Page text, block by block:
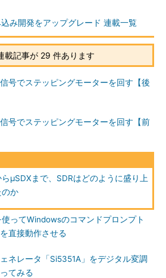
み開発をアップグレード 連載一覧
載記事が 29 件あります
号でステッピングモーターを回す【後
号でステッピングモーターを回す【前
μSDXまで、SDRはどのように盛り上
のか
ってWindowsのコマンドプロンプト
直接動作させる
ネレータ「Si5351A」をデジタル変調
てみる